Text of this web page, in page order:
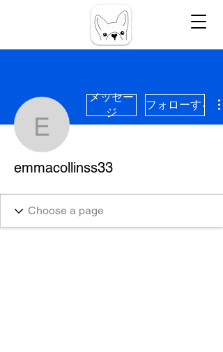
emmacollinss33
メッセー
ジ
フォローする
emmacollinss33